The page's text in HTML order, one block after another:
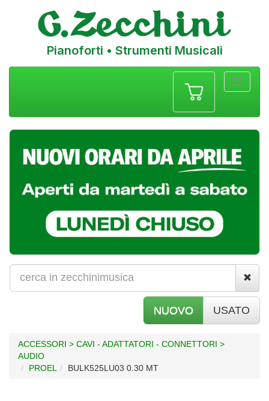
Pianoforti • Strumenti Musicali
NUOVO USATO
ACCESSORI > CAVI - ADATTATORI - CONNETTORI >
AUDIO
PROEL
BULK525LU03 0.30 MT